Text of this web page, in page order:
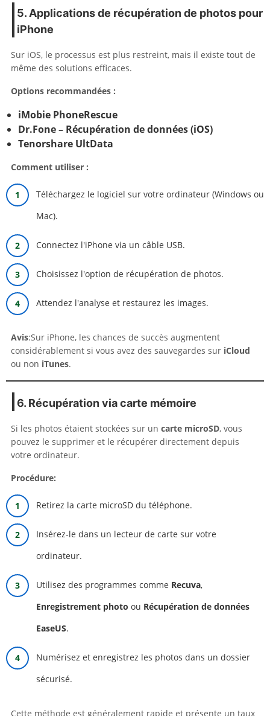
5. Applications de récupération de photos pour
iPhone
Sur iOS, le processus est plus restreint, mais il existe tout de
même des solutions efficaces.
Options recommandées :
iMobie PhoneRescue
Dr.Fone – Récupération de données (iOS)
Tenorshare UltData
Comment utiliser :
Téléchargez le logiciel sur votre ordinateur (Windows ou
Mac).
Connectez l'iPhone via un câble USB.
Choisissez l'option de récupération de photos.
Attendez l'analyse et restaurez les images.
Avis:Sur iPhone, les chances de succès augmentent
considérablement si vous avez des sauvegardes sur iCloud
ou non iTunes.
6. Récupération via carte mémoire
Si les photos étaient stockées sur un carte microSD, vous
pouvez le supprimer et le récupérer directement depuis
votre ordinateur.
Procédure:
Retirez la carte microSD du téléphone.
Insérez-le dans un lecteur de carte sur votre
ordinateur.
Utilisez des programmes comme Recuva,
Enregistrement photo ou Récupération de données
EaseUS.
Numérisez et enregistrez les photos dans un dossier
sécurisé.
Cette méthode est généralement rapide et présente un taux